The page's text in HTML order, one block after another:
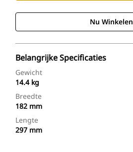
Nu Winkelen
Belangrijke Specificaties
Gewicht
14.4 kg
Breedte
182 mm
Lengte
297 mm